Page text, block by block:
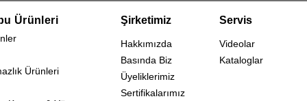
Ürünleri
Ürünleri
Şirketimiz
Hakkımızda
Basında Biz
Üyeliklerimiz
Sertifikalarımız
Servis
Videolar
Kataloglar